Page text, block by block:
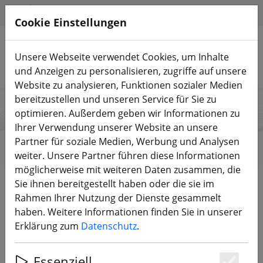
Produkte suchen
Diatone
Start Marken Diatone
DIREKT ZU DEN PRODUKTEN
Cookie Einstellungen
Unsere Webseite verwendet Cookies, um Inhalte
und Anzeigen zu personalisieren, zugriffe auf unsere
Website zu analysieren, Funktionen sozialer Medien
bereitzustellen und unseren Service für Sie zu
optimieren. Außerdem geben wir Informationen zu
Ihrer Verwendung unserer Website an unsere
Partner für soziale Medien, Werbung und Analysen
weiter. Unsere Partner führen diese Informationen
möglicherweise mit weiteren Daten zusammen, die
Sie ihnen bereitgestellt haben oder die sie im
Rahmen Ihrer Nutzung der Dienste gesammelt
haben. Weitere Informationen finden Sie in unserer
Erklärung zum Datenschutz.